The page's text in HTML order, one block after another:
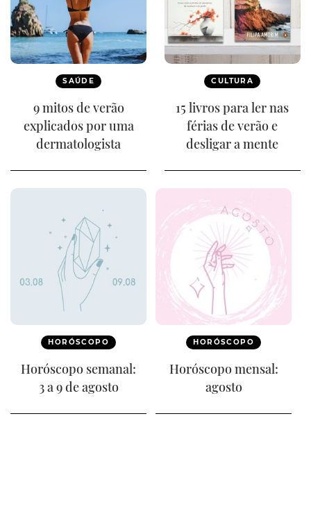
SAÚDE
9 mitos de verão
explicados por uma
dermatologista
CULTURA
15 livros para ler nas
férias de verão e
desligar a mente
HORÓSCOPO
Horóscopo semanal:
3 a 9 de agosto
HORÓSCOPO
Horóscopo mensal:
agosto